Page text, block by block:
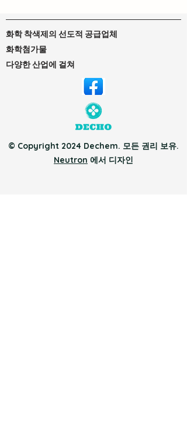
화학 착색제의 선도적 공급업체
화학첨가물
다양한 산업에 걸쳐
© Copyright 2024 Dechem. 모든 권리 보유.
Neutron 에서 디자인